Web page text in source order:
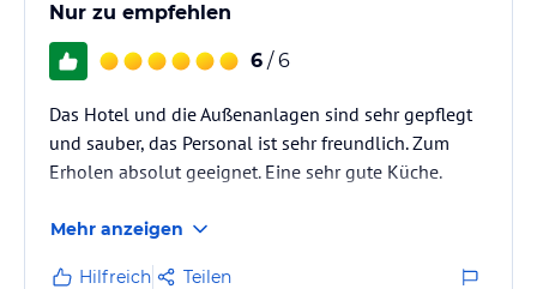
Nur zu empfehlen
6 / 6
Das Hotel und die Außenanlagen sind sehr gepflegt
und sauber, das Personal ist sehr freundlich. Zum
Erholen absolut geeignet. Eine sehr gute Küche.
Mehr anzeigen
Hilfreich Teilen